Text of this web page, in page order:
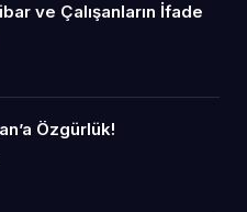
ve Çalışanların İfade
Özgürlük!